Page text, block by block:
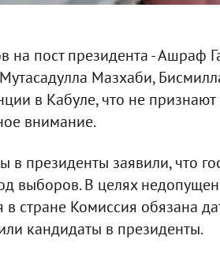
на пост президента - Ашраф
Мазхаби,
в Кабуле, что не признают
внимание.
президенты заявили, что
выборов. В целях
стране Комиссия обязана
кандидаты в президенты.